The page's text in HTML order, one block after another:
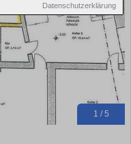
Datenschutzerklärung
1 / 5